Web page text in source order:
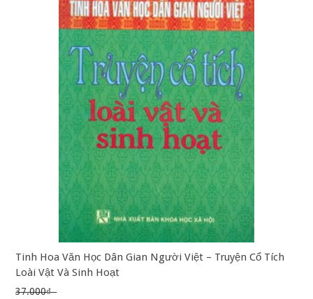
Tinh Hoa Văn Học Dân Gian Người Việt – Truyện Cổ Tích
Loài Vật Và Sinh Hoạt
37.000₫